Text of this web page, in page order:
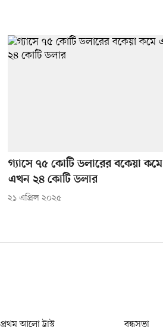
গ্যাসে ৭৫ কোটি ডলারের বকেয়া কমে
এখন ২৪ কোটি ডলার
২১ এপ্রিল ২০২৫